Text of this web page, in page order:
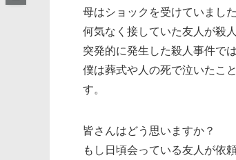
母はショックを受けていました
何気なく接していた友人が殺
突発的に発生した殺人事件で
僕は葬式や人の死で泣いたこ
す。
皆さんはどう思いますか？
もし日頃会っている友人が依